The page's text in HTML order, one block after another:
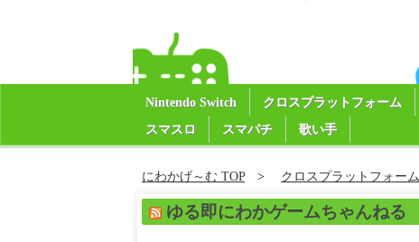
Nintendo Switch クロスプラットフォーム
スマスロ
スマパチ 歌い手
にわかげ～む TOP クロスプラットフォーム
ゆる即にわかゲームちゃんねる